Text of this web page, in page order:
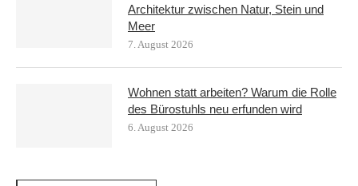
Architektur zwischen Natur, Stein und
Meer
7. August 2026
Wohnen statt arbeiten? Warum die Rolle
des Bürostuhls neu erfunden wird
6. August 2026